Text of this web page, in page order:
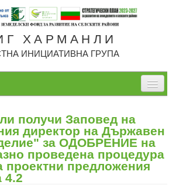
ХАРМАНЛИ
ИНИЦИАТИВНА ГРУПА
от МИГ
получи Заповед на
директор на Държавен
за ОДОБРЕНИЕ на
проведена процедура
проектни предложения
4.2